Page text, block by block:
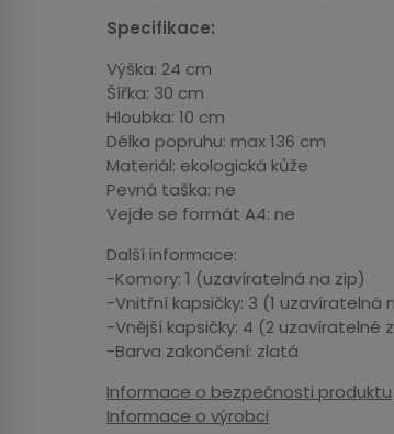
Specifikace:
Výška: 24 cm
Šířka: 30 cm
Hloubka: 10 cm
Délka popruhu: max 136 cm
Materiál: ekologická kůže
Pevná taška: ne
Vejde se formát A4: ne
Další informace:
-Komory: 1 (uzavíratelná na zip)
-Vnitřní kapsičky: 3 (1 uzavíratelná
-Vnější kapsičky: 4 (2 uzavíratelné
-Barva zakončení: zlatá
Informace o bezpečnosti produktu
Informace o výrobci